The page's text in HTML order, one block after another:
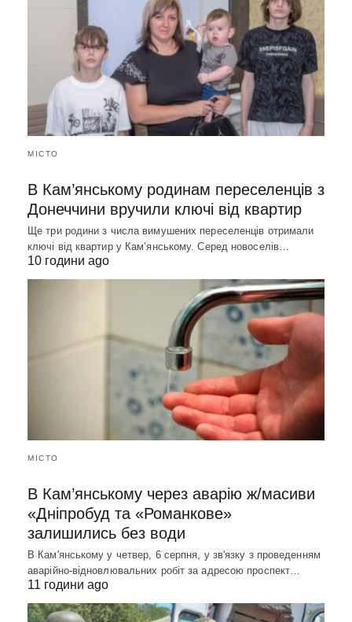
МІСТО
В Кам’янському родинам переселенців з
Донеччини вручили ключі від квартир
Ще три родини з числа вимушених переселенців отримали
ключі від квартир у Кам’янському. Серед новоселів…
10 години ago
МІСТО
В Кам’янському через аварію ж/масиви
«Дніпробуд та «Романкове»
залишились без води
В Кам'янському у четвер, 6 серпня, у зв'язку з проведенням
аварійно-відновлювальних робіт за адресою проспект…
11 години ago